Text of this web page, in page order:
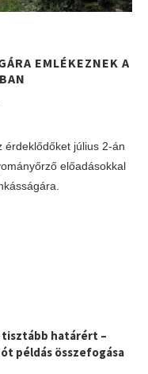
EMLÉKEZNEK A
érdeklődőket július 2-án
előadásokkal
tisztább határért –
példás összefogása